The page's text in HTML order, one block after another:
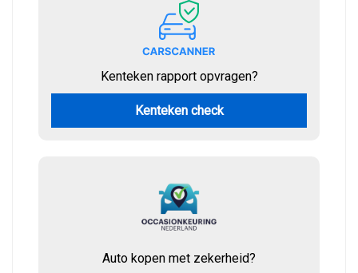
Kenteken rapport opvragen?
Kenteken check
Auto kopen met zekerheid?